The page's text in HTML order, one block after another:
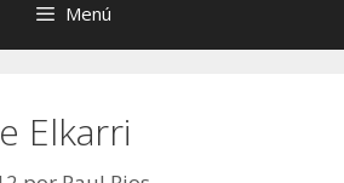
Menú
Elkarri